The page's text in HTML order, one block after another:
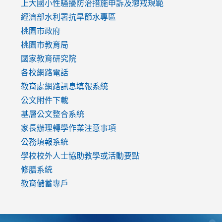
link
to
https://www.youtube.com/watch?
v=mfpNykQ0g4M
上大國小性騷擾防治措施申訴及懲戒規範
經濟部水利署抗旱節水專區
桃園市政府
桃園市教育局
國家教育研究院
各校網路電話
教育處網路訊息填報系統
公文附件下載
基層公文整合系統
家長辦理轉學作業注意事項
公務填報系統
學校校外人士協助教學或活動要點
修膳系統
教育儲蓄專戶